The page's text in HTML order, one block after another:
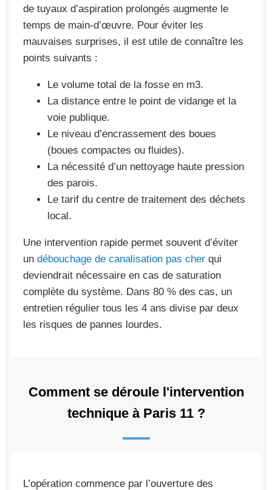
de tuyaux d’aspiration prolongés augmente le
temps de main-d’œuvre. Pour éviter les
mauvaises surprises, il est utile de connaître les
points suivants :
Le volume total de la fosse en m3.
La distance entre le point de vidange et la
voie publique.
Le niveau d’encrassement des boues
(boues compactes ou fluides).
La nécessité d’un nettoyage haute pression
des parois.
Le tarif du centre de traitement des déchets
local.
Une intervention rapide permet souvent d’éviter
un débouchage de canalisation pas cher qui
deviendrait nécessaire en cas de saturation
complète du système. Dans 80 % des cas, un
entretien régulier tous les 4 ans divise par deux
les risques de pannes lourdes.
Comment se déroule l'intervention
technique à Paris 11 ?
L’opération commence par l’ouverture des